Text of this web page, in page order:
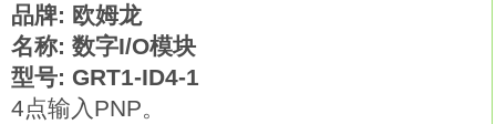
品牌: 欧姆龙
名称: 数字I/O模块
型号: GRT1-ID4-1
4点输入PNP。